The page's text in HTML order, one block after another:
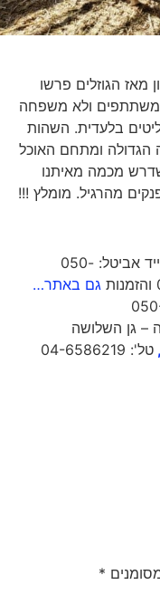
הגוזלים פרשו
ולא משפחה
בלעדית. השהות
ומתחם האוכל
מכמה מאיתנו
מהרגיל. מומלץ !!!
מושב מרחביה. נייד אביטל: ​050-
גם באתר…
השלושה
*